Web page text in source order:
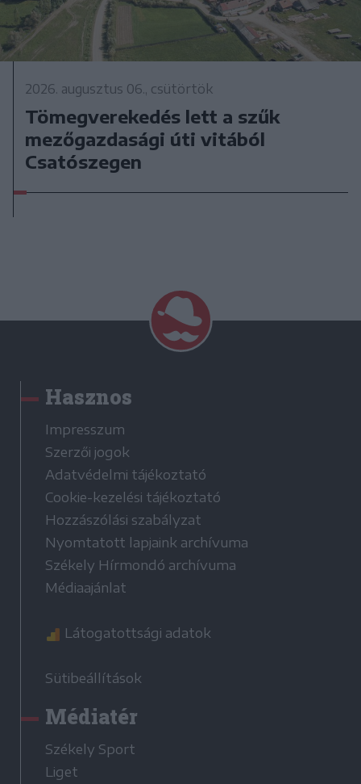
2026. augusztus 06., csütörtök
Tömegverekedés lett a szűk
mezőgazdasági úti vitából
Csatószegen
Hasznos
Impresszum
Szerzői jogok
Adatvédelmi tájékoztató
Cookie-kezelési tájékoztató
Hozzászólási szabályzat
Nyomtatott lapjaink archívuma
Székely Hírmondó archívuma
Médiaajánlat
Látogatottsági adatok
Sütibeállítások
Médiatér
Székely Sport
Liget